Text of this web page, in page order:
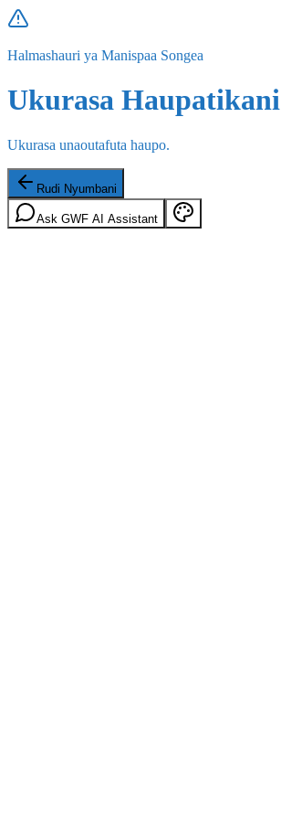
Halmashauri ya Manispaa Songea
Ukurasa Haupatikani
Ukurasa unaoutafuta haupo.
Rudi Nyumbani
Ask GWF AI Assistant